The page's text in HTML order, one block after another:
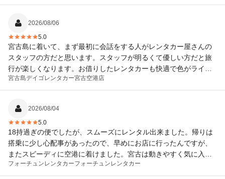
2026/08/06
5.0
宮古島に着いて、まず最初に会話をする人がレンタカー屋さんの
スタッフの方だと思います。スタッフが明るくて優しい方だと旅
行が楽しくなります。お借りしたレンタカーも快適で色がライト
ブルーだったので気分良く宮古島を走れました。また宮古島に行
く時は利用したいと思います。
宮古島デイゴレンタカー宮古空港店
2026/08/04
5.0
18持過ぎの便でしたが、スムーズにレンタル出来ました。帰りは
搭乗に少し心配事があったので、早めにお店に行ったんですが、
またスピーディに空港に着けました。宮古は動きやすく気に入り
ましたので、次回もまた利用させてもらいます。
フォーチュンレンタカーフォーチュンレンタカー